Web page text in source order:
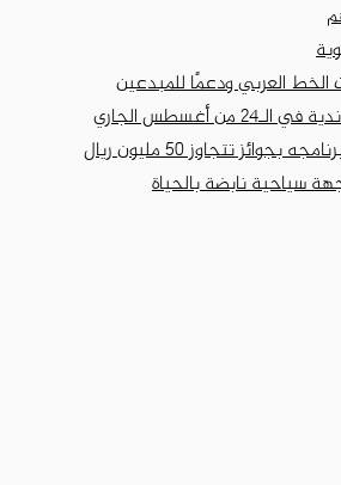
الخط العربي ودعمًا للمبدعين
أغسطس الجاري
تتجاوز 50 مليون ريال
سياحية نابضة بالحياة